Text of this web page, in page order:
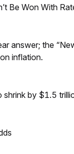
Be Won With
answer; the
inflation.
shrink by $1.5